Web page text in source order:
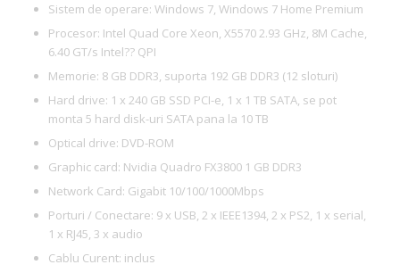
Sistem de operare: Windows 7, Windows 7 Home Premium
Procesor: Intel Quad Core Xeon, X5570 2.93 GHz, 8M Cache,
6.40 GT/s Intel?? QPI
Memorie: 8 GB DDR3, suporta 192 GB DDR3 (12 sloturi)
Hard drive: 1 x 240 GB SSD PCI-e, 1 x 1 TB SATA, se pot
monta 5 hard disk-uri SATA pana la 10 TB
Optical drive: DVD-ROM
Graphic card: Nvidia Quadro FX3800 1 GB DDR3
Network Card: Gigabit 10/100/1000Mbps
Porturi / Conectare: 9 x USB, 2 x IEEE1394, 2 x PS2, 1 x serial,
1 x RJ45, 3 x audio
Cablu Curent: inclus